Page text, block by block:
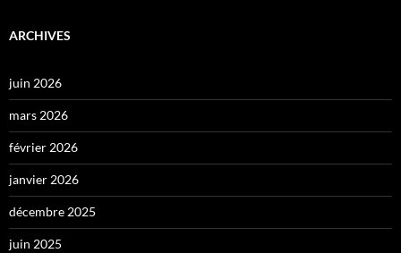
ARCHIVES
juin 2026
mars 2026
février 2026
janvier 2026
décembre 2025
juin 2025